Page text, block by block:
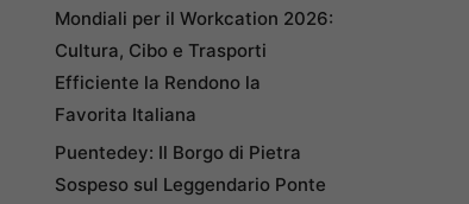
Mondiali per il Workcation 2026:
Cultura, Cibo e Trasporti
Efficiente la Rendono la
Favorita Italiana
Puentedey: Il Borgo di Pietra
Sospeso sul Leggendario Ponte